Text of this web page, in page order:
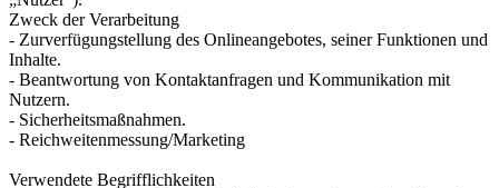
Zweck der Verarbeitung
- Zurverfügungstellung des Onlineangebotes, seiner Funktionen und
Inhalte.
- Beantwortung von Kontaktanfragen und Kommunikation mit
Nutzern.
- Sicherheitsmaßnahmen.
- Reichweitenmessung/Marketing
Verwendete Begrifflichkeiten